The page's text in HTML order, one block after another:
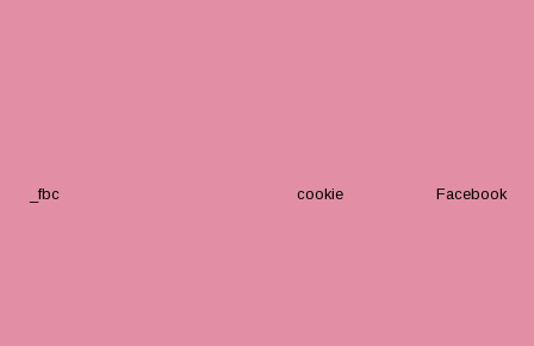
_fbc cookie Facebook